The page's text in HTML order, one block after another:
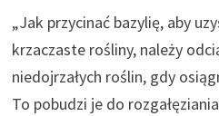
„Jak przycinać bazylię, aby
krzaczaste rośliny, należy
niedojrzałych roślin, gdy
To pobudzi je do